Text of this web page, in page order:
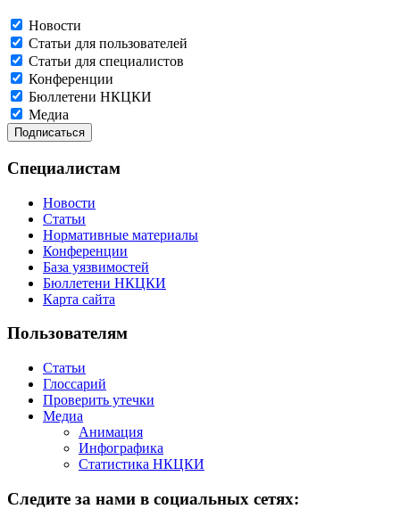
Новости
Статьи для пользователей
Статьи для специалистов
Конференции
Бюллетени НКЦКИ
Медиа
Специалистам
Новости
Статьи
Нормативные материалы
Конференции
База уязвимостей
Бюллетени НКЦКИ
Карта сайта
Пользователям
Статьи
Глоссарий
Проверить утечки
Медиа
Анимация
Инфографика
Статистика НКЦКИ
Следите за нами в социальных сетях: